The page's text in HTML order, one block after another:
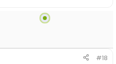
#18